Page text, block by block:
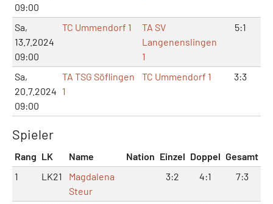
09:00
Sa,
13.7.2024
09:00
TC Ummendorf 1
TA SV
Langenenslingen
1
5:1
Sa,
20.7.2024
09:00
TA TSG Söflingen
1
TC Ummendorf 1 3:3
Spieler
Rang LK Name Nation Einzel Doppel Gesamt
1
LK21
Magdalena
Steur
3:2 4:1 7:3